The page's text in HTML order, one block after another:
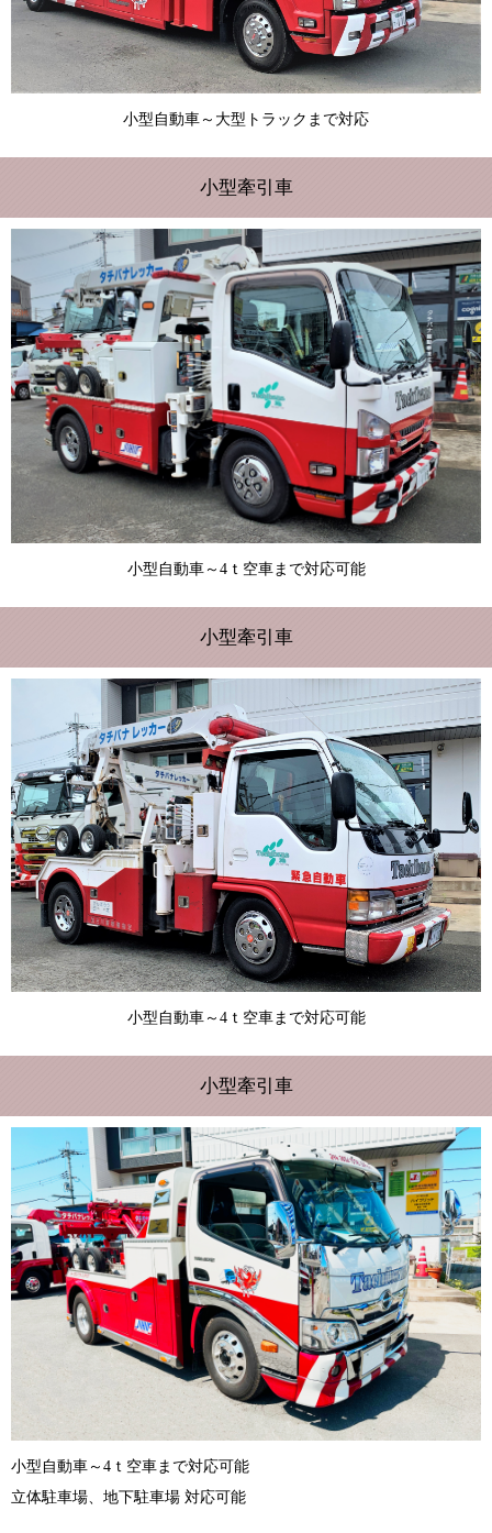
小型自動車～大型トラックまで対応
小型牽引車
小型自動車～4ｔ空車まで対応可能
小型牽引車
小型自動車～4ｔ空車まで対応可能
小型牽引車
小型自動車～4ｔ空車まで対応可能
立体駐車場、地下駐車場 対応可能